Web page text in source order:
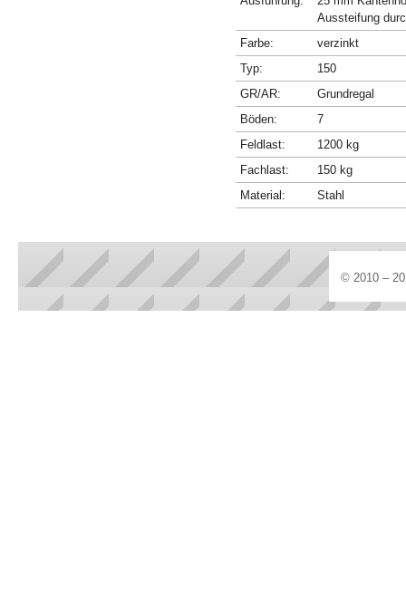
Aussteifung
Farbe:
verzinkt
Typ:
150
GR/AR:
Grundregal
Böden:
7
Feldlast:
1200 kg
Fachlast:
150 kg
Material:
Stahl
© 2010 –